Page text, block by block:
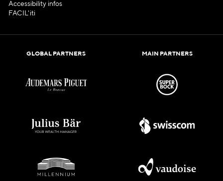
Accessibility infos
FACIL'iti
GLOBAL PARTNERS MAIN PARTNERS